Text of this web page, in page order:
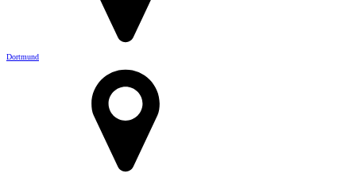
Dortmund